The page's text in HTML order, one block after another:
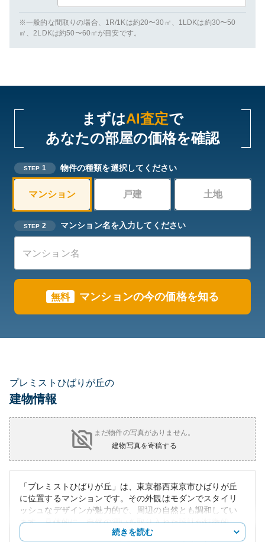
※一般的な間取りの場合、1R/1Kは約20〜30㎡、1LDKは約30〜50
㎡、2LDKは約50〜60㎡が目安です。
まずはAI査定で
あなたの部屋の価格を確認
STEP 1 物件の種類を選択してください
マンション 戸建 土地
STEP 2 マンション名を入力してください
無料 マンションの今の価格を知る
プレミストひばりが丘の
建物情報
まだ物件の写真がありません。
建物写真を寄稿する
「プレミストひばりが丘」は、東京都西東京市ひばりが丘
に位置するマンションです。その外観はモダンでスタイリ
ッシュなデザインが魅力的で、周辺の自然とも調和してい
ます。具体的に、自然の潤いを取り入れた設計が特徴的
で、住民に新鮮さと親しみやすさを提供しています。この
続きを読む